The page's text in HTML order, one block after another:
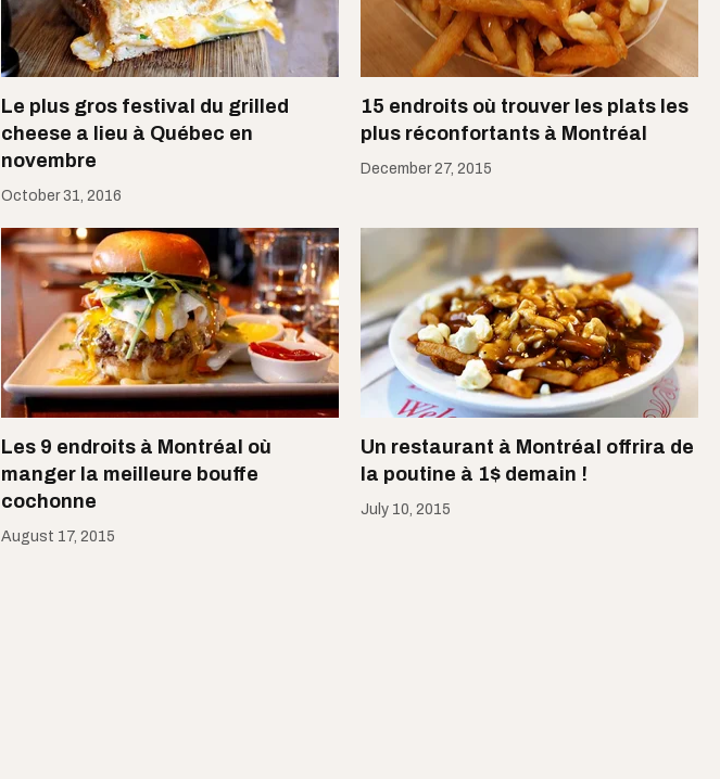
Le plus gros festival du grilled
cheese a lieu à Québec en
novembre
October 31, 2016
15 endroits où trouver les plats les
plus réconfortants à Montréal
December 27, 2015
Les 9 endroits à Montréal où
manger la meilleure bouffe
cochonne
August 17, 2015
Un restaurant à Montréal offrira de
la poutine à 1$ demain !
July 10, 2015